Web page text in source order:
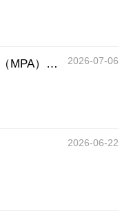
河北大学公共管理非全日制硕士（MPA）研究生教育拟收学费标准意见的公告 2026-07-06
2026-06-22